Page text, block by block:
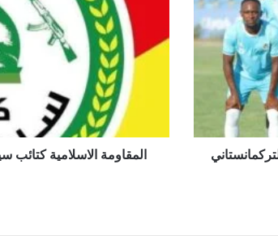
العدوان
الصهيوني
المقاومة الاسلامية كتائب